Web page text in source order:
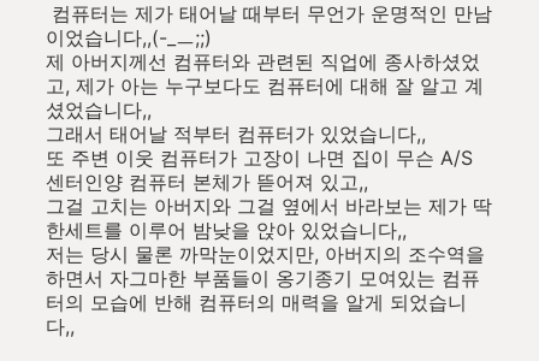
컴퓨터는 제가 태어날 때부터 무언가 운명적인 만남
이었습니다,,(-_ㅡ;;)
제 아버지께선 컴퓨터와 관련된 직업에 종사하셨었
고, 제가 아는 누구보다도 컴퓨터에 대해 잘 알고 계
셨었습니다,,
그래서 태어날 적부터 컴퓨터가 있었습니다,,
또 주변 이웃 컴퓨터가 고장이 나면 집이 무슨 A/S
센터인양 컴퓨터 본체가 뜯어져 있고,,
그걸 고치는 아버지와 그걸 옆에서 바라보는 제가 딱
한세트를 이루어 밤낮을 앉아 있었습니다,,
저는 당시 물론 까막눈이었지만, 아버지의 조수역을
하면서 자그마한 부품들이 옹기종기 모여있는 컴퓨
터의 모습에 반해 컴퓨터의 매력을 알게 되었습니
다,,